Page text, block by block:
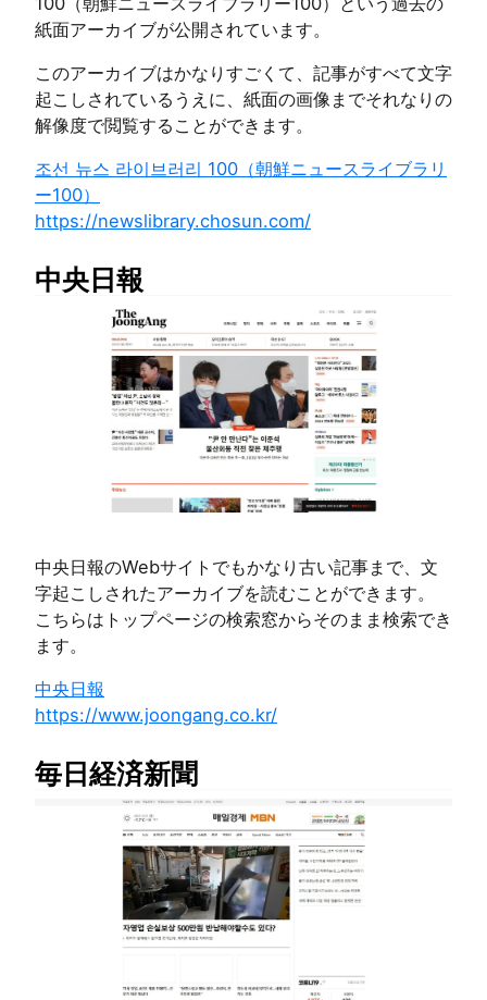
紙面アーカイブが公開されています。
このアーカイブはかなりすごくて、記事がすべて文字
起こしされているうえに、紙面の画像までそれなりの
解像度で閲覧することができます。
조선 뉴스 라이브러리 100（朝鮮ニュースライブラリ
ー100）
https://newslibrary.chosun.com/
中央日報
中央日報のWebサイトでもかなり古い記事まで、文
字起こしされたアーカイブを読むことができます。
こちらはトップページの検索窓からそのまま検索でき
ます。
中央日報
https://www.joongang.co.kr/
毎日経済新聞